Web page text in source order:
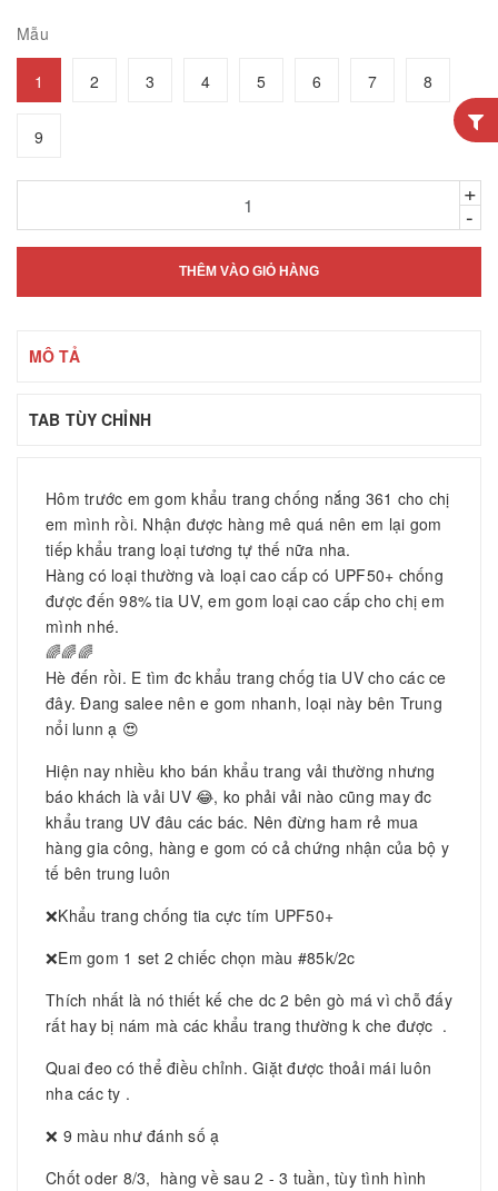
Mẫu
1 2 3 4 5 6 7 8
9
+
-
THÊM VÀO GIỎ HÀNG
MÔ TẢ
TAB TÙY CHỈNH
Hôm trước em gom khẩu trang chống nắng 361 cho chị
em mình rồi. Nhận được hàng mê quá nên em lại gom
tiếp khẩu trang loại tương tự thế nữa nha.
Hàng có loại thường và loại cao cấp có UPF50+ chống
được đến 98% tia UV, em gom loại cao cấp cho chị em
mình nhé.
🌈🌈🌈
Hè đến rồi. E tìm đc khẩu trang chốg tia UV cho các ce
đây. Đang salee nên e gom nhanh, loại này bên Trung
nổi lunn ạ 😍
Hiện nay nhiều kho bán khẩu trang vải thường nhưng
báo khách là vải UV 😂, ko phải vải nào cũng may đc
khẩu trang UV đâu các bác. Nên đừng ham rẻ mua
hàng gia công, hàng e gom có cả chứng nhận của bộ y
tế bên trung luôn
❌Khẩu trang chống tia cực tím UPF50+
❌Em gom 1 set 2 chiếc chọn màu #85k/2c
Thích nhất là nó thiết kế che dc 2 bên gò má vì chỗ đấy
rất hay bị nám mà các khẩu trang thường k che được .
Quai đeo có thể điều chỉnh. Giặt được thoải mái luôn
nha các ty .
❌ 9 màu như đánh số ạ
Chốt oder 8/3, hàng về sau 2 - 3 tuần, tùy tình hình